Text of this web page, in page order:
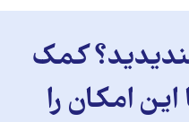
کمک
امکان را